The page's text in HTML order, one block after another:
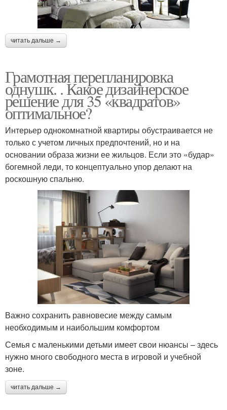
читать дальше →
Грамотная перепланировка
однушк. . Какое дизайнерское
решение для 35 «квадратов»
оптимальное?
Интерьер однокомнатной квартиры обустраивается не
только с учетом личных предпочтений, но и на
основании образа жизни ее жильцов. Если это «будар»
богемной леди, то концептуально упор делают на
роскошную спальню.
Важно сохранить равновесие между самым
необходимым и наибольшим комфортом
Семья с маленькими детьми имеет свои нюансы – здесь
нужно много свободного места в игровой и учебной
зоне.
читать дальше →